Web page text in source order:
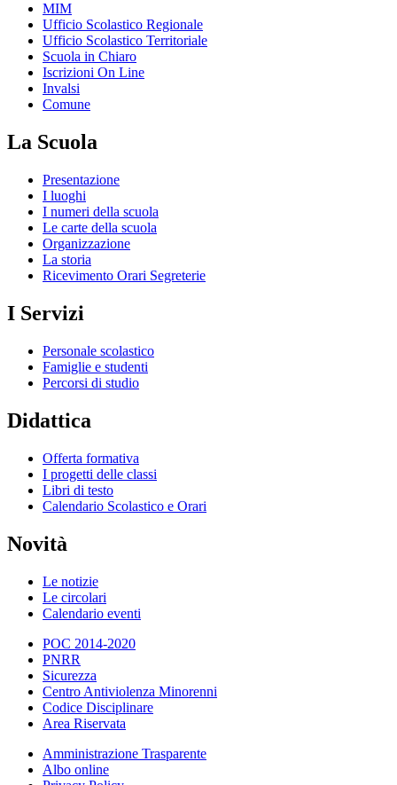
MIM
Ufficio Scolastico Regionale
Ufficio Scolastico Territoriale
Scuola in Chiaro
Iscrizioni On Line
Invalsi
Comune
La Scuola
Presentazione
I luoghi
I numeri della scuola
Le carte della scuola
Organizzazione
La storia
Ricevimento Orari Segreterie
I Servizi
Personale scolastico
Famiglie e studenti
Percorsi di studio
Didattica
Offerta formativa
I progetti delle classi
Libri di testo
Calendario Scolastico e Orari
Novità
Le notizie
Le circolari
Calendario eventi
POC 2014-2020
PNRR
Sicurezza
Centro Antiviolenza Minorenni
Codice Disciplinare
Area Riservata
Amministrazione Trasparente
Albo online